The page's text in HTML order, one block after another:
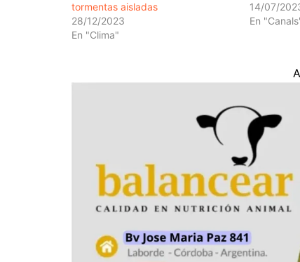
tormentas aisladas
28/12/2023
En "Clima"
14/07/
En